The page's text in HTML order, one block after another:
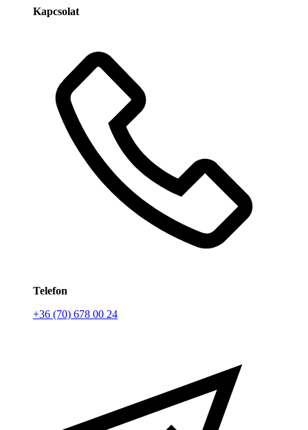
Kapcsolat
Telefon
+36 (70) 678 00 24